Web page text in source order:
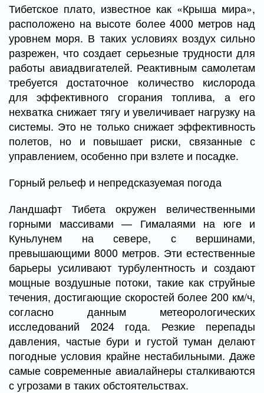
Тибетское плато, известное как «Крыша мира»,
расположено на высоте более 4000 метров над
уровнем моря. В таких условиях воздух сильно
разрежен, что создает серьезные трудности для
работы авиадвигателей. Реактивным самолетам
требуется достаточное количество кислорода
для эффективного сгорания топлива, а его
нехватка снижает тягу и увеличивает нагрузку на
системы. Это не только снижает эффективность
полетов, но и повышает риски, связанные с
управлением, особенно при взлете и посадке.
Горный рельеф и непредсказуемая погода
Ландшафт Тибета окружен величественными
горными массивами — Гималаями на юге и
Куньлунем на севере, с вершинами,
превышающими 8000 метров. Эти естественные
барьеры усиливают турбулентность и создают
мощные воздушные потоки, такие как струйные
течения, достигающие скоростей более 200 км/ч,
согласно данным метеорологических
исследований 2024 года. Резкие перепады
давления, частые бури и густой туман делают
погодные условия крайне нестабильными. Даже
самые современные авиалайнеры сталкиваются
с угрозами в таких обстоятельствах.